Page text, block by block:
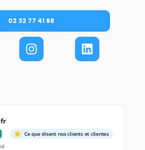
02 32 77 41 68
Ce que disent nos clients et clientes